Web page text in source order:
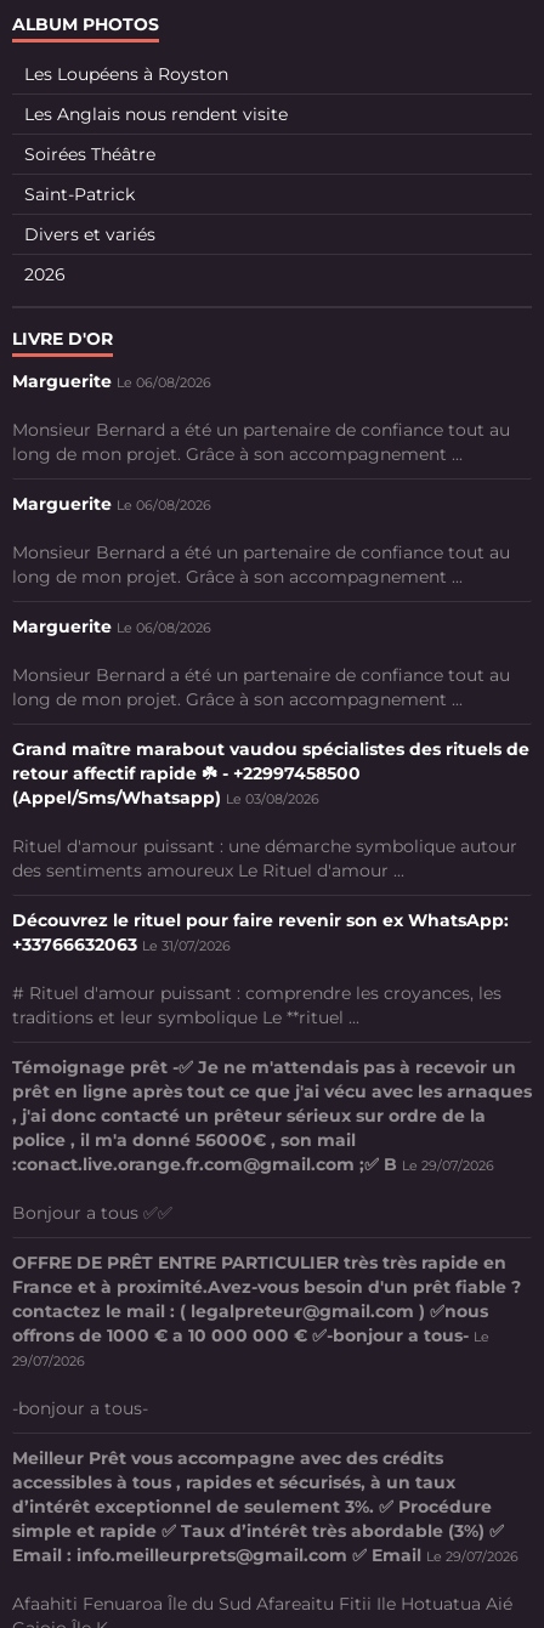
ALBUM PHOTOS
Les Loupéens à Royston
Les Anglais nous rendent visite
Soirées Théâtre
Saint-Patrick
Divers et variés
2026
LIVRE D'OR
Marguerite Le 06/08/2026
Monsieur Bernard a été un partenaire de confiance tout au
long de mon projet. Grâce à son accompagnement ...
Marguerite Le 06/08/2026
Monsieur Bernard a été un partenaire de confiance tout au
long de mon projet. Grâce à son accompagnement ...
Marguerite Le 06/08/2026
Monsieur Bernard a été un partenaire de confiance tout au
long de mon projet. Grâce à son accompagnement ...
Grand maître marabout vaudou spécialistes des rituels de
retour affectif rapide ☘️ - +22997458500
(Appel/Sms/Whatsapp) Le 03/08/2026
Rituel d'amour puissant : une démarche symbolique autour
des sentiments amoureux Le Rituel d'amour ...
Découvrez le rituel pour faire revenir son ex WhatsApp:
+33766632063 Le 31/07/2026
# Rituel d'amour puissant : comprendre les croyances, les
traditions et leur symbolique Le **rituel ...
Témoignage prêt -✅ Je ne m'attendais pas à recevoir un
prêt en ligne après tout ce que j'ai vécu avec les arnaques
, j'ai donc contacté un prêteur sérieux sur ordre de la
police , il m'a donné 56000€ , son mail
:conact.live.orange.fr.com@gmail.com ;✅ B Le 29/07/2026
Bonjour a tous ✅✅
OFFRE DE PRÊT ENTRE PARTICULIER très très rapide en
France et à proximité.Avez-vous besoin d'un prêt fiable ?
contactez le mail : ( legalpreteur@gmail.com ) ✅nous
offrons de 1000 € a 10 000 000 € ✅-bonjour a tous- Le
29/07/2026
-bonjour a tous-
Meilleur Prêt vous accompagne avec des crédits
accessibles à tous , rapides et sécurisés, à un taux
d’intérêt exceptionnel de seulement 3%. ✅ Procédure
simple et rapide ✅ Taux d’intérêt très abordable (3%) ✅
Email : info.meilleurprets@gmail.com ✅ Email Le 29/07/2026
Afaahiti Fenuaroa Île du Sud Afareaitu Fitii Ile Hotuatua Aié